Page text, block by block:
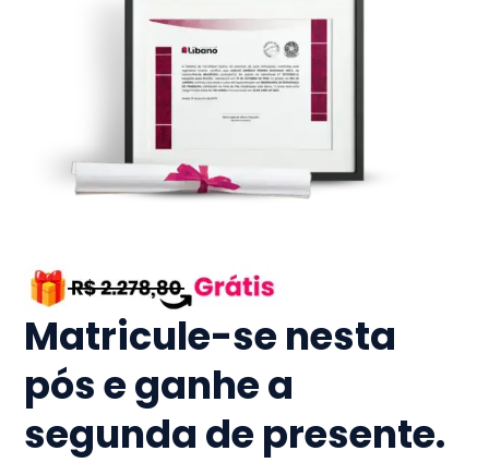
Matricule-se nesta
pós e ganhe a
segunda de presente.